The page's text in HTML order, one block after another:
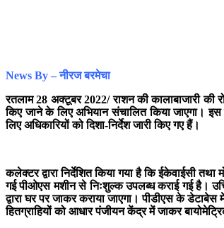
News By – नीरज बरमेचा
रतलाम 28 अक्टूबर 2022/ राशन की कालाबाजारी की
किए जाने के लिए अभियान संचालित किया जाएगा। इस
लिए अधिकारियों को दिशा-निर्देश जारी किए गए हैं।
कलेक्टर द्वारा निर्देशित किया गया है कि ईकेवाईसी
गई पीओएस मशीन से निःशुल्क उपलब्ध कराई गई है।
द्वारा घर पर जाकर कराया जाएगा। पीडीएस के
हितग्राहियों को आधार पंजीयन केंद्र में जाकर